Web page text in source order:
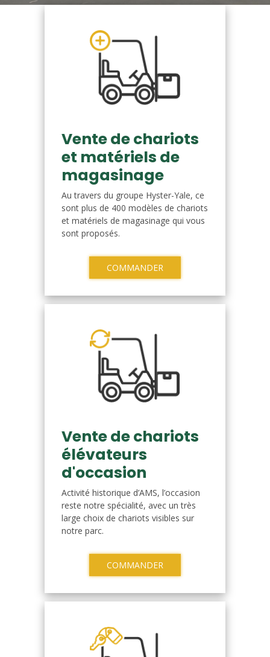
Vente de chariots
et matériels de
magasinage
Au travers du groupe Hyster-Yale, ce
sont plus de 400 modèles de chariots
et matériels de magasinage qui vous
sont proposés.
COMMANDER
Vente de chariots
élévateurs
d'occasion
Activité historique d’AMS, l’occasion
reste notre spécialité, avec un très
large choix de chariots visibles sur
notre parc.
COMMANDER